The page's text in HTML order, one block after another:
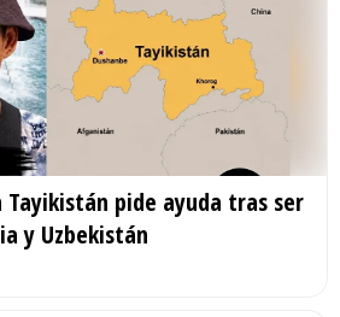
Tayikistán pide ayuda tras ser
y Uzbekistán